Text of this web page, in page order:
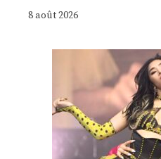
8 août 2026